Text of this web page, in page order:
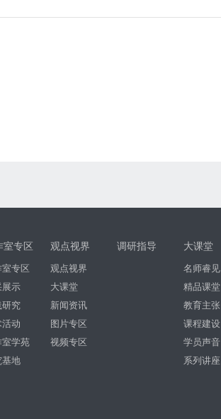
室专区
专区
展示
研究
动
室学苑
基地
观点视界
观点视界
大课堂
新闻资讯
图片专区
视频专区
调研指导 大课堂
名师睿见
精品课堂
教育主张
课程建设
学员声音
系列讲座